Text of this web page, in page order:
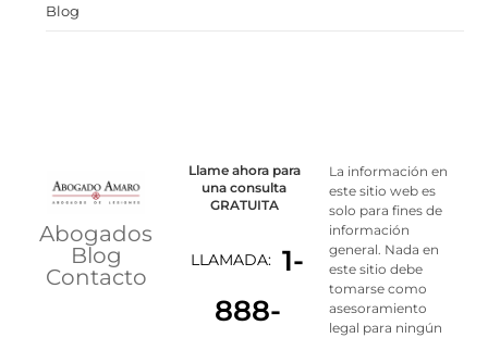
Blog
Abogados
Blog
Contacto
Llame ahora para
una consulta
GRATUITA
LLAMADA: 1-
888-
La información en
este sitio web es
solo para fines de
información
general. Nada en
este sitio debe
tomarse como
asesoramiento
legal para ningún